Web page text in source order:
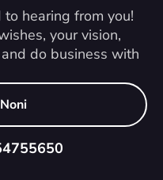
hearing from you!
your vision,
do business with